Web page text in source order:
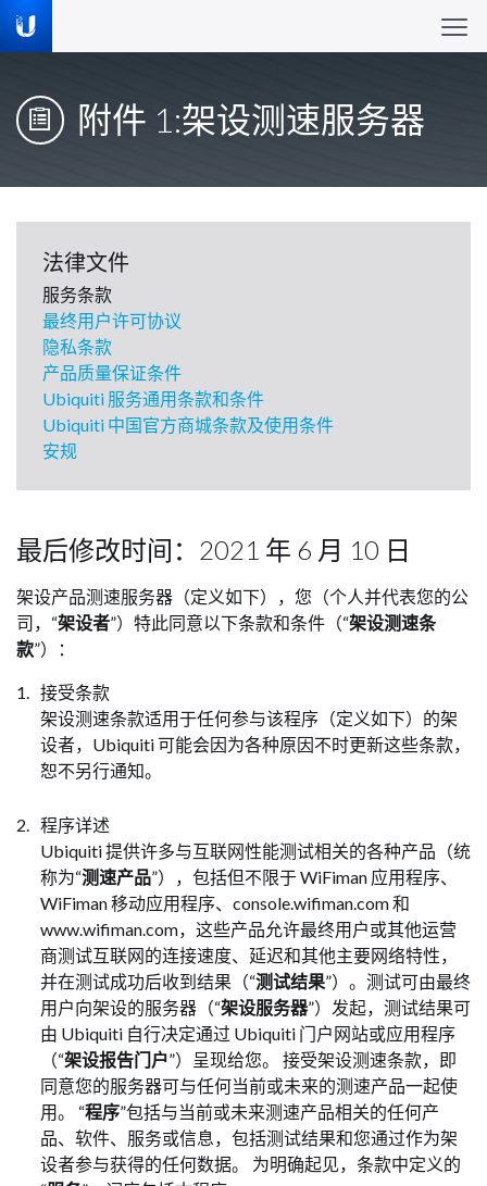
附件 1:架设测速服务器
法律文件
服务条款
最终用户许可协议
隐私条款
产品质量保证条件
Ubiquiti 服务通用条款和条件
Ubiquiti 中国官方商城条款及使用条件
安规
最后修改时间：2021 年 6 月 10 日
架设产品测速服务器（定义如下），您（个人并代表您的公
司，“架设者”）特此同意以下条款和条件（“架设测速条
款”）：
接受条款
架设测速条款适用于任何参与该程序（定义如下）的架
设者，Ubiquiti 可能会因为各种原因不时更新这些条款，
恕不另行通知。
程序详述
Ubiquiti 提供许多与互联网性能测试相关的各种产品（统
称为“测速产品”），包括但不限于 WiFiman 应用程序、
WiFiman 移动应用程序、console.wifiman.com 和
www.wifiman.com，这些产品允许最终用户或其他运营
商测试互联网的连接速度、延迟和其他主要网络特性，
并在测试成功后收到结果（“测试结果”）。测试可由最终
用户向架设的服务器（“架设服务器”）发起，测试结果可
由 Ubiquiti 自行决定通过 Ubiquiti 门户网站或应用程序
（“架设报告门户”）呈现给您。 接受架设测速条款，即
同意您的服务器可与任何当前或未来的测速产品一起使
用。 “程序”包括与当前或未来测速产品相关的任何产
品、软件、服务或信息，包括测试结果和您通过作为架
设者参与获得的任何数据。 为明确起见，条款中定义的